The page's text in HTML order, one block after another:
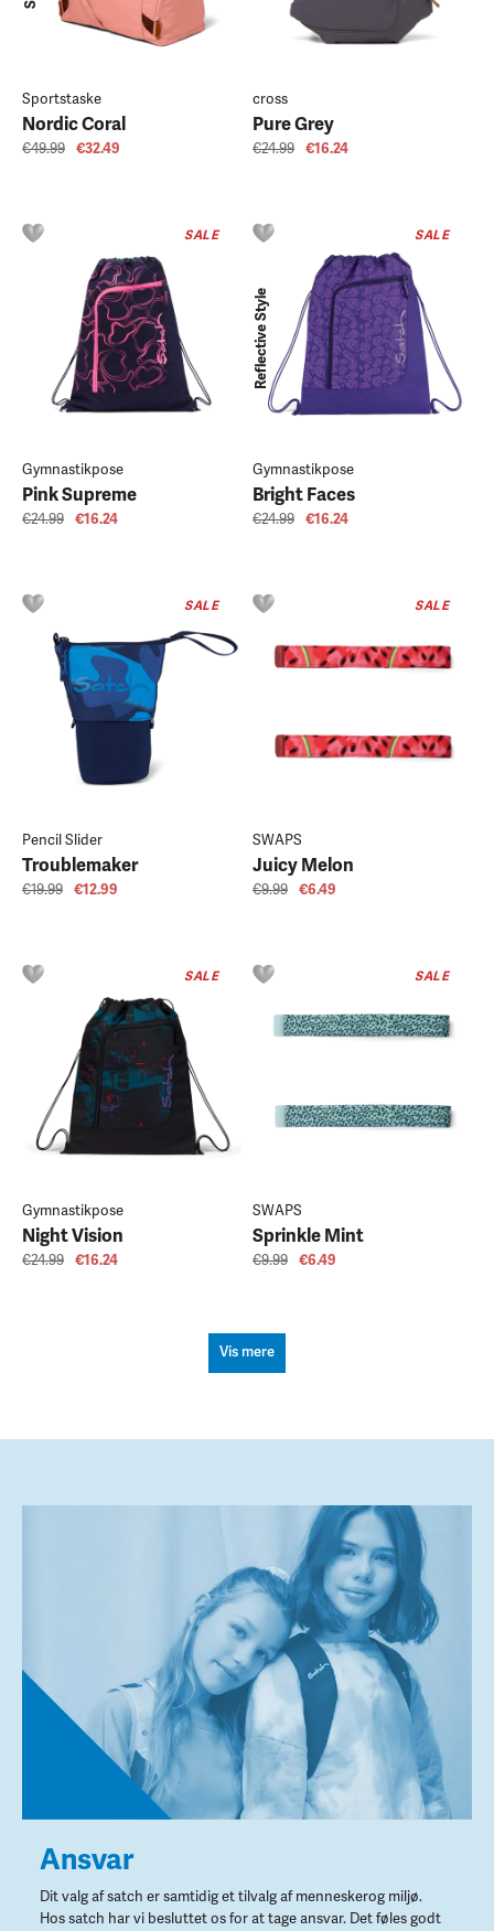
Sportstaske
Nordic Coral
€49.99 €32.49
cross
Pure Grey
€24.99 €16.24
SALE
Gymnastikpose
Pink Supreme
€24.99 €16.24
SALE
Reflective Style
Gymnastikpose
Bright Faces
€24.99 €16.24
SALE
Pencil Slider
Troublemaker
€19.99 €12.99
SALE
SWAPS
Juicy Melon
€9.99 €6.49
SALE
Gymnastikpose
Night Vision
€24.99 €16.24
SALE
SWAPS
Sprinkle Mint
€9.99 €6.49
Vis mere
Ansvar
Dit valg af satch er samtidig et tilvalg af menneskerog miljø.
Hos satch har vi besluttet os for at tage ansvar. Det føles godt